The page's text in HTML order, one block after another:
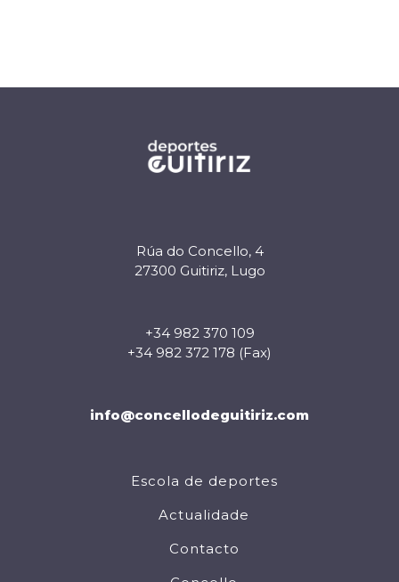
Rúa do Concello, 4
27300 Guitiriz, Lugo
+34 982 370 109
+34 982 372 178 (Fax)
info@concellodeguitiriz.com
Escola de deportes
Actualidade
Contacto